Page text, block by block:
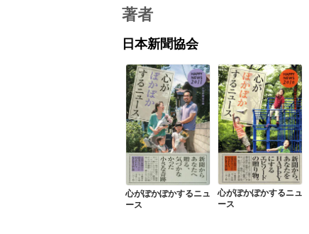
著者
日本新聞協会
心がぽかぽかするニュ
ース
心がぽかぽかするニュ
ース